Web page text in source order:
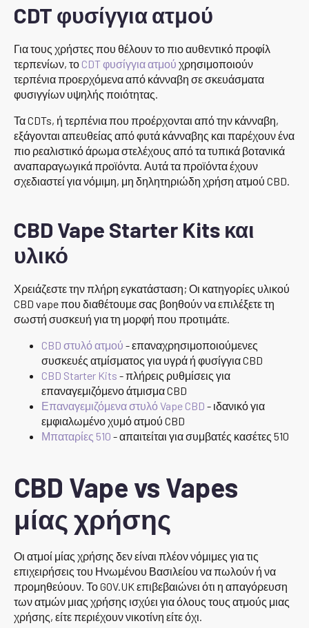
CDT φυσίγγια ατμού
Για τους χρήστες που θέλουν το πιο αυθεντικό προφίλ
τερπενίων, το CDT φυσίγγια ατμού χρησιμοποιούν
τερπένια προερχόμενα από κάνναβη σε σκευάσματα
φυσιγγίων υψηλής ποιότητας.
Τα CDTs, ή τερπένια που προέρχονται από την κάνναβη,
εξάγονται απευθείας από φυτά κάνναβης και παρέχουν ένα
πιο ρεαλιστικό άρωμα στελέχους από τα τυπικά βοτανικά
αναπαραγωγικά προϊόντα. Αυτά τα προϊόντα έχουν
σχεδιαστεί για νόμιμη, μη δηλητηριώδη χρήση ατμού CBD.
CBD Vape Starter Kits και
υλικό
Χρειάζεστε την πλήρη εγκατάσταση; Οι κατηγορίες υλικού
CBD vape που διαθέτουμε σας βοηθούν να επιλέξετε τη
σωστή συσκευή για τη μορφή που προτιμάτε.
CBD στυλό ατμού - επαναχρησιμοποιούμενες
συσκευές ατμίσματος για υγρά ή φυσίγγια CBD
CBD Starter Kits - πλήρεις ρυθμίσεις για
επαναγεμιζόμενο άτμισμα CBD
Επαναγεμιζόμενα στυλό Vape CBD - ιδανικό για
εμφιαλωμένο χυμό ατμού CBD
Μπαταρίες 510 - απαιτείται για συμβατές κασέτες 510
CBD Vape vs Vapes
μίας χρήσης
Οι ατμοί μίας χρήσης δεν είναι πλέον νόμιμες για τις
επιχειρήσεις του Ηνωμένου Βασιλείου να πωλούν ή να
προμηθεύουν. Το GOV.UK επιβεβαιώνει ότι η απαγόρευση
των ατμών μιας χρήσης ισχύει για όλους τους ατμούς μιας
χρήσης, είτε περιέχουν νικοτίνη είτε όχι.